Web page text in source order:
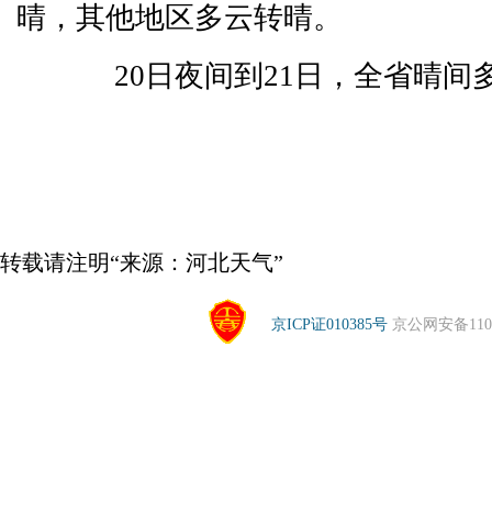
晴，其他地区多云转晴。
20日夜间到21日，全省晴间
转载请注明“来源：河北天气”
京ICP证010385号 京公网安备